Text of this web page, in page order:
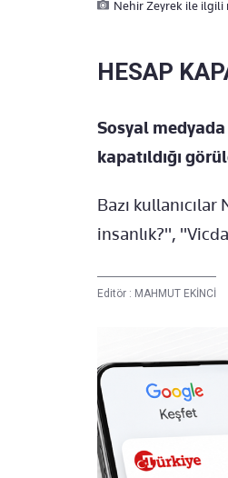
Nehir Zeyrek ile ilgili
HESAP
Sosyal
kapatıldığı
Bazı
insanlık?",
Editör : MAHMUT EKİNCİ